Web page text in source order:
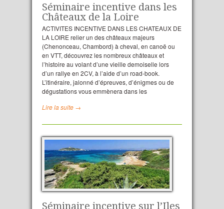
Séminaire incentive dans les
Châteaux de la Loire
ACTIVITES INCENTIVE DANS LES CHATEAUX DE
LA LOIRE relier un des châteaux majeurs
(Chenonceau, Chambord) à cheval, en canoë ou
en VTT, découvrez les nombreux châteaux et
l’histoire au volant d’une vieille demoiselle lors
d’un rallye en 2CV, à l’aide d’un road-book.
L’itinéraire, jalonné d’épreuves, d’énigmes ou de
dégustations vous emmènera dans les
Lire la suite →
Séminaire incentive sur l’Iles